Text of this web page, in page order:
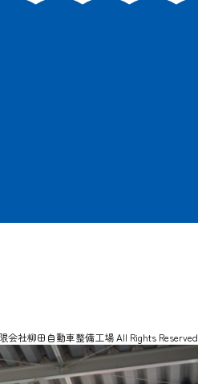
会社柳田自動車整備工場 All Rights Reserved.